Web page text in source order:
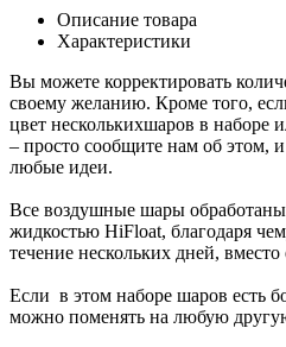
Описание товара
Характеристики
Вы можете корректировать
своему желанию. Кроме того,
цвет несколькихшаров в наборе
– просто сообщите нам об этом,
любые идеи.
Все воздушные шары
жидкостью HiFloat, благодаря
течение нескольких дней,
Если в этом наборе шаров есть
можно поменять на любую